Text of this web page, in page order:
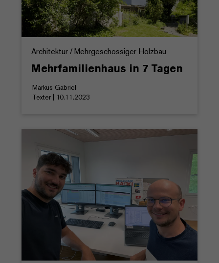
Architektur / Mehrgeschossiger Holzbau
Mehrfamilienhaus in 7 Tagen
Markus Gabriel
Texter | 10.11.2023